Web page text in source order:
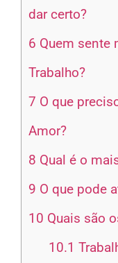
dar certo?
6 Quem sente
Trabalho?
7 O que
Amor?
8 Qual é o
9 O que pode
10 Quais são
10.1